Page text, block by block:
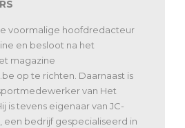
voormalige hoofdredacteur
en besloot na het
magazine
op te richten. Daarnaast is
van Het
is tevens eigenaar van JC-
een bedrijf gespecialiseerd in